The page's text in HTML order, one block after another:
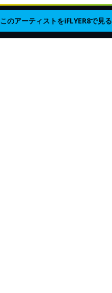
このアーティストをiFLYER8で見る